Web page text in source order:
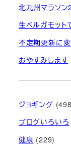
北九州マラソ
生ベルガモット
不定期更新に
おやすみします
ジョギング
ブログいろいろ
健康 (229)